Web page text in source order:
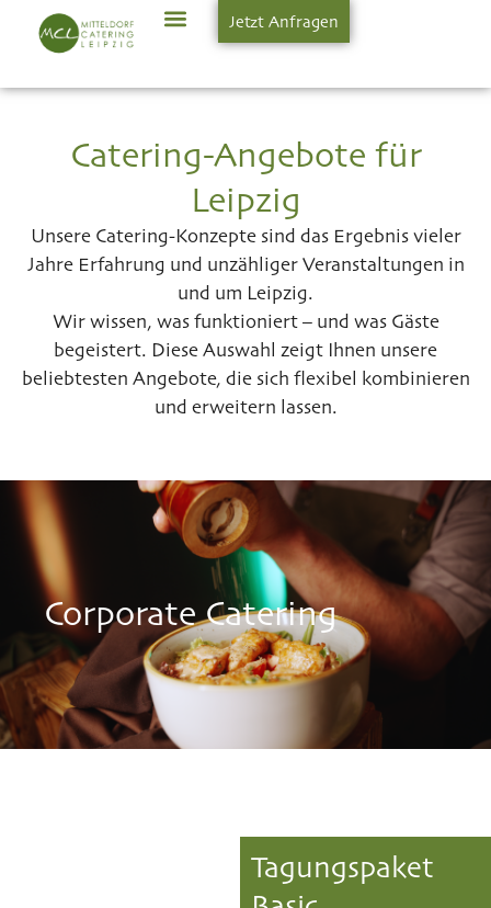
Jetzt Anfragen
Catering-Angebote für
Leipzig
Unsere Catering-Konzepte sind das Ergebnis vieler
Jahre Erfahrung und unzähliger Veranstaltungen in
und um Leipzig.
Wir wissen, was funktioniert – und was Gäste
begeistert. Diese Auswahl zeigt Ihnen unsere
beliebtesten Angebote, die sich flexibel kombinieren
und erweitern lassen.
Corporate Catering
Tagungspaket